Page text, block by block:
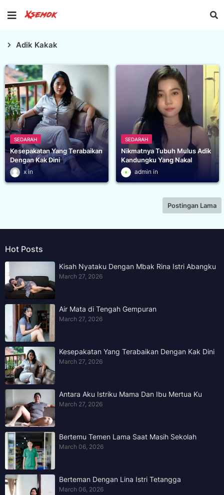
Adik Kakak
SEDARAH
Kesepakatan Yang Terabaikan
Dengan Kak Dini
x
SEDARAH
Nikmatnya Tubuh Mulus Adik
Kandungku Yang Nakal
admin
Postingan Lama
Hot Posts
Kisah Nyataku Dengan Mbak Rina Istri Abangku
March 27, 2026
Air Mata di Tengah Gempuran
March 27, 2026
Kesepakatan Yang Terabaikan Dengan Kak Dini
March 27, 2026
Antara Aku Istriku Mama Dan Ibu Mertua Ku
March 27, 2026
Bertemu Temen Lama Saat Masih Sekolah
March 06, 2026
Berteman Dengan Lina Istri Tetangga
March 06, 2026